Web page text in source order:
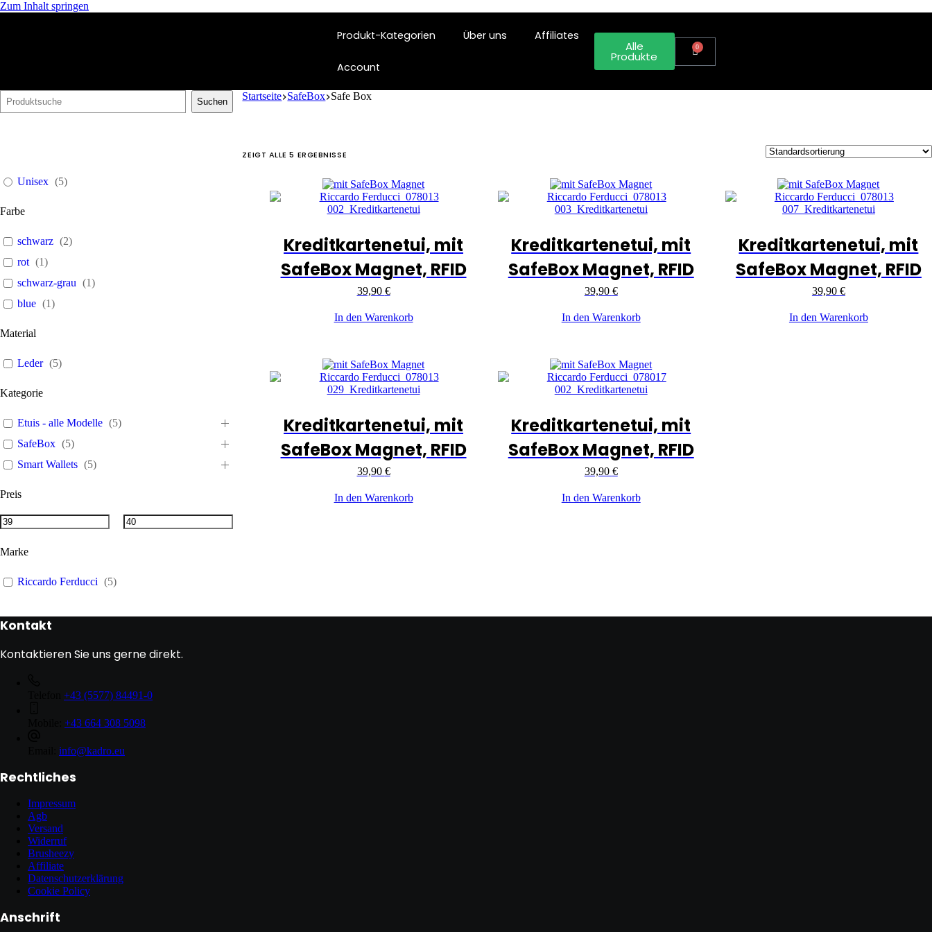
Zum Inhalt springen
Alle
Produkte
Produkt-Kategorien Über uns Affiliates
Account
0
Startseite SafeBox Safe Box
ZEIGT ALLE 5 ERGEBNISSE
Kreditkartenetui, mit
SafeBox Magnet, RFID
39,90 €
In den Warenkorb
Kreditkartenetui, mit
SafeBox Magnet, RFID
39,90 €
In den Warenkorb
Kreditkartenetui, mit
SafeBox Magnet, RFID
39,90 €
In den Warenkorb
Kreditkartenetui, mit
SafeBox Magnet, RFID
39,90 €
In den Warenkorb
Kreditkartenetui, mit
SafeBox Magnet, RFID
39,90 €
In den Warenkorb
Suchen
Unisex (5)
Farbe
schwarz (2)
rot (1)
schwarz-grau (1)
blue (1)
Material
Leder (5)
Kategorie
Etuis - alle Modelle (5)
SafeBox (5)
Smart Wallets (5)
Preis
Marke
Riccardo Ferducci (5)
Kontakt
Kontaktieren Sie uns gerne direkt.
+43 (5577) 84491-0
+43 664 308 5098
info@kadro.eu
Rechtliches
Impressum
Agb
Versand
Widerruf
Brusheezy
Affiliate
Datenschutzerklärung
Cookie Policy
Anschrift